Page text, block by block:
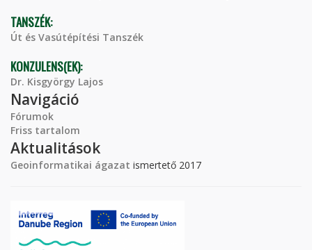
TANSZÉK:
Út és Vasútépítési Tanszék
KONZULENS(EK):
Dr. Kisgyörgy Lajos
Navigáció
Fórumok
Friss tartalom
Aktualitások
Geoinformatikai ágazat ismertető 2017